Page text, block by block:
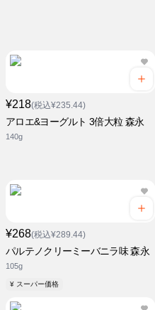
¥218(税込¥235.44)
アロエ&ヨーグルト 3倍大粒 森永
140g
¥268(税込¥289.44)
パルテノクリーミーバニラ味 森永
105g
¥ スーパー価格